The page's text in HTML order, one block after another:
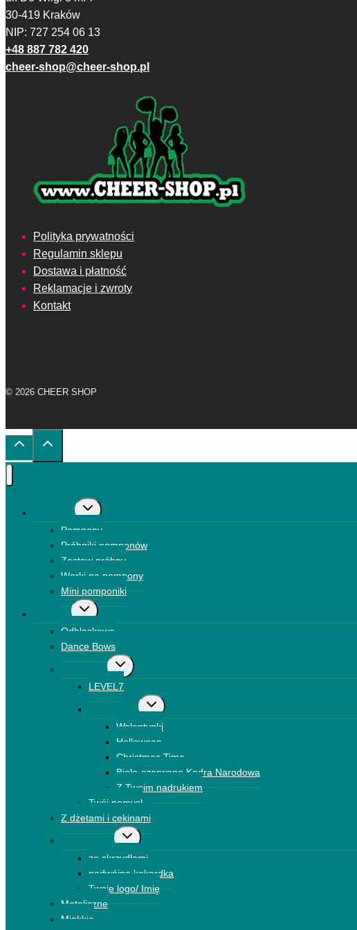
30-419 Kraków
NIP: 727 254 06 13
+48 887 782 420
cheer-shop@cheer-shop.pl
Polityka prywatności
Regulamin sklepu
Dostawa i płatność
Reklamacje i zwroty
Kontakt
© 2026 CHEER SHOP
Przełącz
menu
podrzędne
Pompony
Próbniki pomponów
Zestaw próbny
Worki na pompony
Mini pomponiki
Przełącz
podrzędne
Odblaskowe
Dance Bows
Przełącz
menu
podrzędne
LEVEL7
Przełącz
menu
podrzędne
Walentynki
Halloween
Christmas Time
Biało-czerwone Kadra Narodowa
Z Twoim nadrukiem
Twój pomysł
Z dżetami i cekinami
Przełącz
menu
podrzędne
ze skrzydłami
podwójna kokardka
Twoje logo/ Imię
Metaliczne
Miękkie